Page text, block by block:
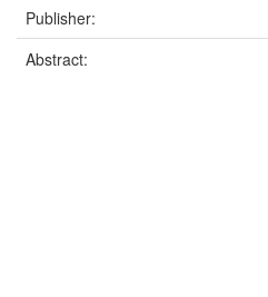
Publisher:
Abstract: